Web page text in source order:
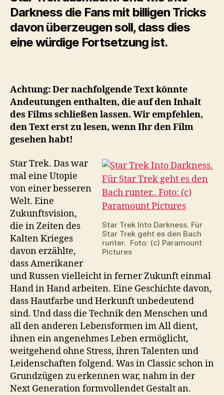
nichts
zu
sagen
Darkness die Fans mit billigen Tricks
davon überzeugen soll, dass dies
eine würdige Fortsetzung ist.
Achtung: Der nachfolgende Text könnte
Andeutungen enthalten, die auf den Inhalt
des Films schließen lassen. Wir empfehlen,
den Text erst zu lesen, wenn Ihr den Film
gesehen habt!
Star Trek Into Darkness. Für
Star Trek geht es den Bach
runter. Foto: (c) Paramount
Pictures
Star Trek. Das war
mal eine Utopie
von einer besseren
Welt. Eine
Zukunftsvision,
die in Zeiten des
Kalten Krieges
davon erzählte,
dass Amerikaner
und Russen vielleicht in ferner Zukunft einmal
Hand in Hand arbeiten. Eine Geschichte davon,
dass Hautfarbe und Herkunft unbedeutend
sind. Und dass die Technik den Menschen und
all den anderen Lebensformen im All dient,
ihnen ein angenehmes Leben ermöglicht,
weitgehend ohne Stress, ihren Talenten und
Leidenschaften folgend. Was in Classic schon in
Grundzügen zu erkennen war, nahm in der
Next Generation formvollendet Gestalt an.